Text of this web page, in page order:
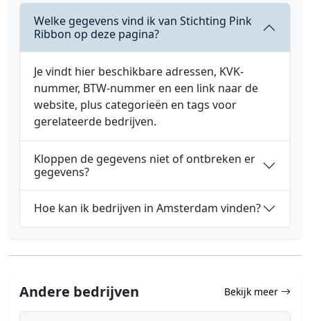
Welke gegevens vind ik van Stichting Pink
Ribbon op deze pagina?
Je vindt hier beschikbare adressen, KVK-
nummer, BTW-nummer en een link naar de
website, plus categorieën en tags voor
gerelateerde bedrijven.
Kloppen de gegevens niet of ontbreken er
gegevens?
Hoe kan ik bedrijven in Amsterdam vinden?
Andere bedrijven Bekijk meer